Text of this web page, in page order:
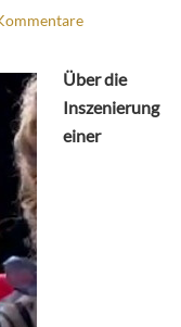
Über die
Inszenierung
einer